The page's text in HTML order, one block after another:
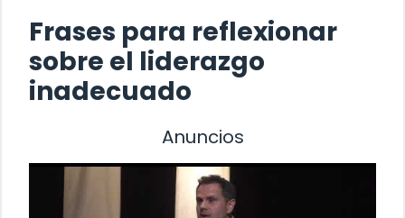
Frases para reflexionar
sobre el liderazgo
inadecuado
Anuncios